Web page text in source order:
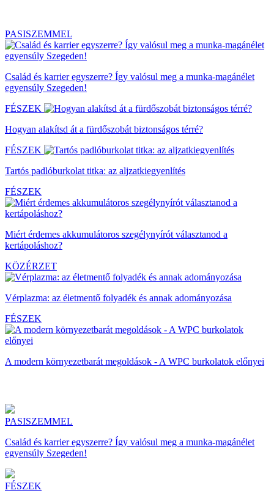
PASISZEMMEL
Család és karrier egyszerre? Így valósul meg a munka-magánélet
egyensúly Szegeden!
FÉSZEK
Hogyan alakítsd át a fürdőszobát biztonságos térré?
FÉSZEK
Tartós padlóburkolat titka: az aljzatkiegyenlítés
FÉSZEK
Miért érdemes akkumulátoros szegélynyírót választanod a
kertápoláshoz?
KÖZÉRZET
Vérplazma: az életmentő folyadék és annak adományozása
FÉSZEK
A modern környezetbarát megoldások - A WPC burkolatok előnyei
PASISZEMMEL
Család és karrier egyszerre? Így valósul meg a munka-magánélet
egyensúly Szegeden!
FÉSZEK